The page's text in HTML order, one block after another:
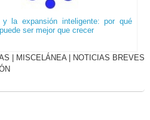
y la expansión inteligente: por qué
ser mejor que crecer
MISCELÁNEA
NOTICIAS BREVES